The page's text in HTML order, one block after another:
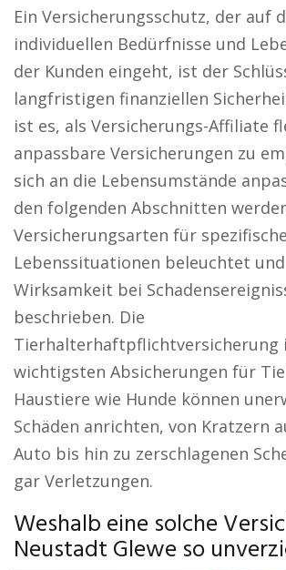
Ein Versicherungsschutz, der auf
individuellen Bedürfnisse und
der Kunden eingeht, ist der
langfristigen finanziellen
ist es, als Versicherungs-Affiliate
anpassbare Versicherungen zu
sich an die Lebensumstände
den folgenden Abschnitten
Versicherungsarten für spezifische
Lebenssituationen beleuchtet
Wirksamkeit bei
beschrieben. Die
Tierhalterhaftpflichtversicherung
wichtigsten Absicherungen für
Haustiere wie Hunde können
Schäden anrichten, von Kratzern
Auto bis hin zu zerschlagenen
gar Verletzungen.
Weshalb eine solche
Neustadt Glewe so